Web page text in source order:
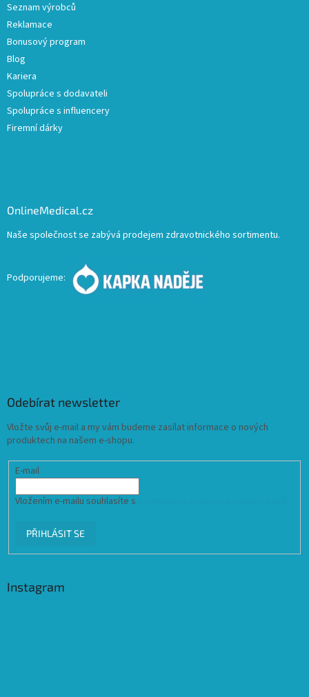
Seznam výrobců
Reklamace
Bonusový program
Blog
Kariera
Spolupráce s dodavateli
Spolupráce s influencery
Firemní dárky
OnlineMedical.cz
Naše společnost se zabývá prodejem zdravotnického sortimentu.
Podporujeme:
Odebírat newsletter
Vložte svůj e-mail a my vám budeme zasílat informace o nových
produktech na našem e-shopu.
E-mail
Vložením e-mailu souhlasíte s
PŘIHLÁSIT SE
Instagram